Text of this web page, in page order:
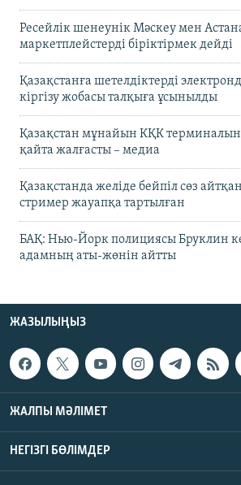
Ресейлік шенеунік Мәскеу мен
маркетплейстерді біріктірмек дейді
Қазақстанға шетелдіктерді
кіргізу жобасы талқыға ұсынылды
Қазақстан мұнайын КҚК
қайта жалғасты – медиа
Қазақстанда желіде бейпіл сөз
стример жауапқа тартылған
БАҚ: Нью-Йорк полициясы Бруклин
адамның аты-жөнін айтты
ЖАЗЫЛЫҢЫЗ
ЖАЛПЫ МӘЛІМЕТ
НЕГІЗГІ БӨЛІМДЕР